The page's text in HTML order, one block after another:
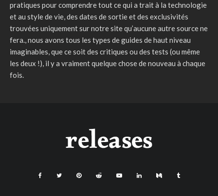
pratiques pour comprendre tout ce qui a trait à la technologie
et au style de vie, des dates de sortie et des exclusivités
trouvées uniquement sur notre site qu’aucune autre source ne
fera., nous avons tous les types de guides de haut niveau
imaginables, que ce soit des critiques ou des tests (ou même
les deux !), il y a vraiment quelque chose de nouveau à chaque
fois.